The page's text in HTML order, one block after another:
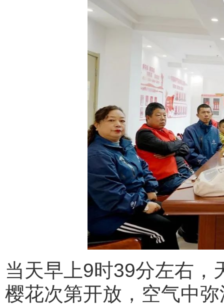
当天早上9时39分左右，
樱花次第开放，空气中